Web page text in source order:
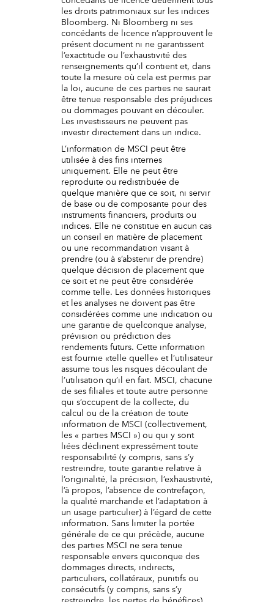
les droits patrimoniaux sur les indices
Bloomberg. Ni Bloomberg ni ses
concédants de licence n’approuvent le
présent document ni ne garantissent
l’exactitude ou l’exhaustivité des
renseignements qu’il contient et, dans
toute la mesure où cela est permis par
la loi, aucune de ces parties ne saurait
être tenue responsable des préjudices
ou dommages pouvant en découler.
Les investisseurs ne peuvent pas
investir directement dans un indice.
L’information de MSCI peut être
utilisée à des fins internes
uniquement. Elle ne peut être
reproduite ou redistribuée de
quelque manière que ce soit, ni servir
de base ou de composante pour des
instruments financiers, produits ou
indices. Elle ne constitue en aucun cas
un conseil en matière de placement
ou une recommandation visant à
prendre (ou à s’abstenir de prendre)
quelque décision de placement que
ce soit et ne peut être considérée
comme telle. Les données historiques
et les analyses ne doivent pas être
considérées comme une indication ou
une garantie de quelconque analyse,
prévision ou prédiction des
rendements futurs. Cette information
est fournie «telle quelle» et l’utilisateur
assume tous les risques découlant de
l’utilisation qu’il en fait. MSCI, chacune
de ses filiales et toute autre personne
qui s’occupent de la collecte, du
calcul ou de la création de toute
information de MSCI (collectivement,
les « parties MSCI ») ou qui y sont
liées déclinent expressément toute
responsabilité (y compris, sans s’y
restreindre, toute garantie relative à
l’originalité, la précision, l’exhaustivité,
l’à propos, l’absence de contrefaçon,
la qualité marchande et l’adaptation à
un usage particulier) à l’égard de cette
information. Sans limiter la portée
générale de ce qui précède, aucune
des parties MSCI ne sera tenue
responsable envers quiconque des
dommages directs, indirects,
particuliers, collatéraux, punitifs ou
consécutifs (y compris, sans s’y